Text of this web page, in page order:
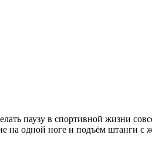
паузу в спортивной жизни
на одной ноге и подъём штанги